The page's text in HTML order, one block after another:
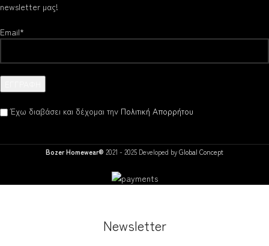
newsletter μας!
Email*
Έχω διαβάσει και δέχομαι την Πολιτική Απορρήτου
Bozer Homewear® 2021 - 2025 Developed byGlobal Concept
Newsletter